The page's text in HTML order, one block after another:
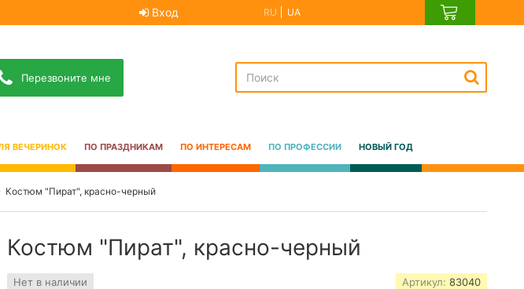
Вход RU UA
Перезвоните мне
ВЕЧЕРИНОК ПО ПРАЗДНИКАМ ПО ИНТЕРЕСАМ ПО ПРОФЕССИИ НОВЫЙ ГОД
Костюм "Пират", красно-черный
Костюм "Пират", красно-черный
Нет в наличии Артикул:83040